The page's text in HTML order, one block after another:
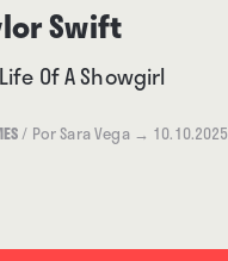
Swift
Of A Showgirl
/ Por Sara Vega → 10.10.2025